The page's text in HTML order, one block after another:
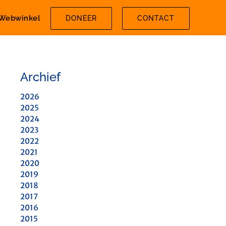
DONEER CONTACT
Archief
2026
2025
2024
2023
2022
2021
2020
2019
2018
2017
2016
2015